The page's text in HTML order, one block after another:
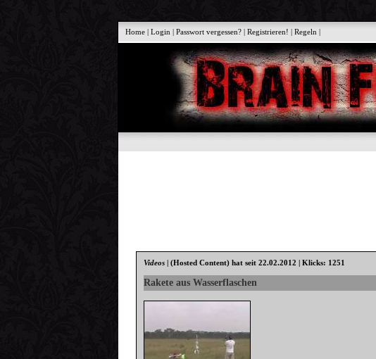
Home |Login |Passwort vergessen? |Registrieren! |Regeln |
Videos |(Hosted Content) hat seit 22.02.2012 | Klicks: 1251
Rakete aus Wasserflaschen